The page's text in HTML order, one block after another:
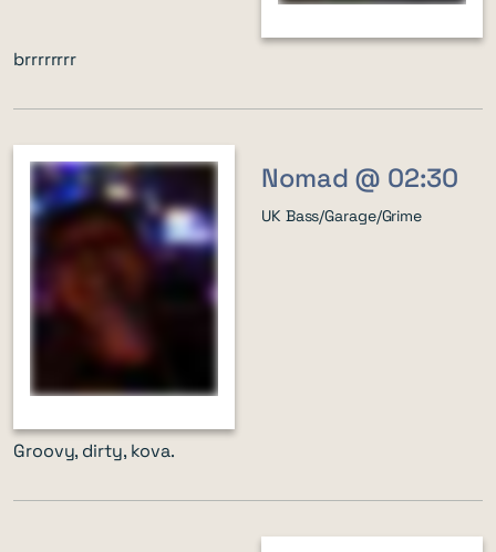
brrrrrrrr
Nomad @ 02:30
UK Bass/Garage/Grime
Groovy, dirty, kova.